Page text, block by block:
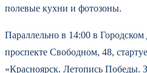
полевые кухни и фотозоны.
Параллельно в 14:00 в Городском
проспекте Свободном, 48,
«Красноярск. Летопись Победы.